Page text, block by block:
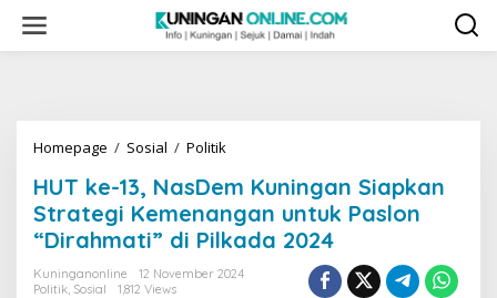
content
Homepage / Sosial / Politik
13,
NasDem
Kuningan
Siapkan
Strategi
Kemenangan
HUT ke-13, NasDem Kuningan Siapkan
Strategi Kemenangan untuk Paslon
“Dirahmati” di Pilkada 2024
Kuninganonline
12 November 2024
Politik, Sosial 1,812 Views